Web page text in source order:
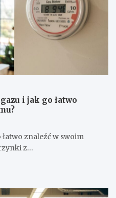
i jak go łatwo
znaleźć w swoim
z…